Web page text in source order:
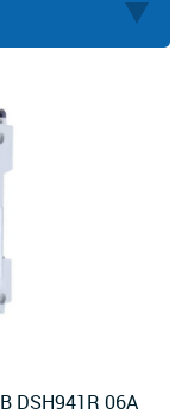
DSH941R 06А